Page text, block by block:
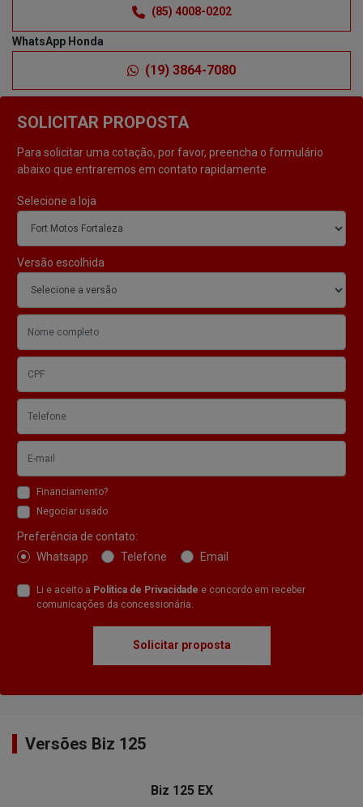
SOLICITAR PROPOSTA
Para solicitar uma cotação, por favor, preencha o formulário
abaixo que entraremos em contato rapidamente
Selecione a loja
Versão escolhida
Financiamento?
Negociar usado
Preferência de contato:
Whatsapp
Telefone Email
Li e aceito a Política de Privacidade e concordo em receber
comunicações da concessionária.
Solicitar proposta
(85) 4008-0202
WhatsApp Honda
(19) 3864-7080
Versões Biz 125
Biz 125 EX